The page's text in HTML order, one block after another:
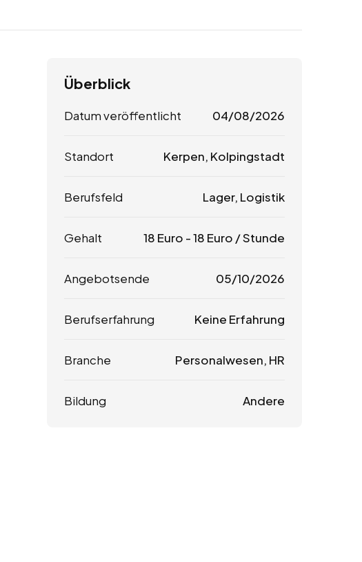
Überblick
Datum veröffentlicht 04/08/2026
Standort Kerpen, Kolpingstadt
Berufsfeld Lager, Logistik
Gehalt 18 Euro -18 Euro / Stunde
Angebotsende 05/10/2026
Berufserfahrung Keine Erfahrung
Branche Personalwesen, HR
Bildung Andere